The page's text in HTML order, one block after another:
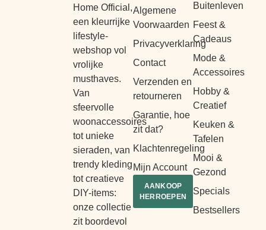
Home Official,
een kleurrijke
lifestyle-
webshop vol
vrolijke
musthaves.
Van
sfeervolle
woonaccessoires
tot unieke
sieraden, van
trendy kleding
tot creatieve
DIY-items:
onze collectie
zit boordevol
Buitenleven
Feest &
Cadeaus
Mode &
Accessoires
Hobby &
Creatief
Keuken &
Tafelen
Mooi &
Gezond
Specials
Bestsellers
Algemene
Voorwaarden
Privacyverklaring
Contact
Verzenden en
retourneren
Garantie, hoe
zit dat?
Klachtenregeling
Mijn Account
AANKOOP
HERROEPEN